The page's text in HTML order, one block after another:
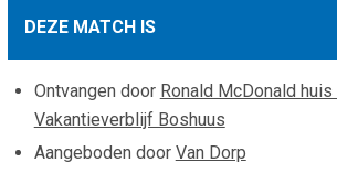
DEZE MATCH IS
Ontvangen door Ronald McDonald huis
Vakantieverblijf Boshuus
Aangeboden door Van Dorp